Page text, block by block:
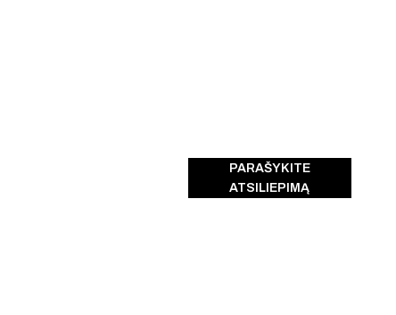
PARAŠYKITE
ATSILIEPIMĄ